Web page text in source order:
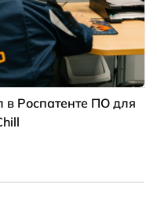
в Роспатенте ПО для